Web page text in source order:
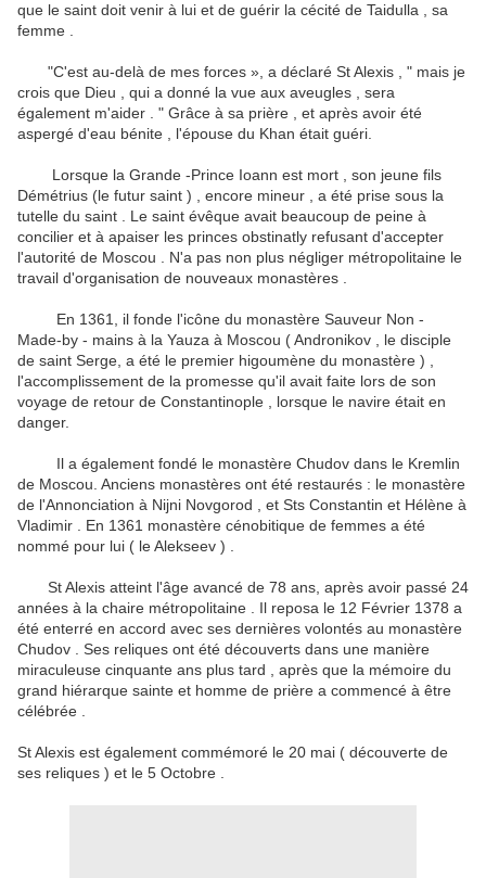
que le saint doit venir à lui et de guérir la cécité de Taidulla , sa
femme .
"C'est au-delà de mes forces », a déclaré St Alexis , " mais je
crois que Dieu , qui a donné la vue aux aveugles , sera
également m'aider . " Grâce à sa prière , et après avoir été
aspergé d'eau bénite , l'épouse du Khan était guéri.
Lorsque la Grande -Prince Ioann est mort , son jeune fils
Démétrius (le futur saint ) , encore mineur , a été prise sous la
tutelle du saint .
Le saint évêque avait beaucoup de peine à
concilier et à apaiser les princes obstinatly refusant d'accepter
l'autorité de Moscou .
N'a pas non plus négliger métropolitaine le
travail d'organisation de nouveaux monastères .
En 1361, il fonde l'icône du monastère Sauveur Non -
Made-by - mains à la Yauza à Moscou ( Andronikov , le disciple
de saint Serge, a été le premier higoumène du monastère ) ,
l'accomplissement de la promesse qu'il avait faite lors de son
voyage de retour de Constantinople , lorsque le navire était en
danger.
Il a également fondé le monastère Chudov dans le Kremlin
de Moscou. Anciens monastères ont été restaurés : le monastère
de l'Annonciation à Nijni Novgorod , et Sts Constantin et Hélène à
Vladimir .
En 1361 monastère cénobitique de femmes a été
nommé pour lui ( le Alekseev ) .
St Alexis atteint l'âge avancé de 78 ans, après avoir passé 24
années à la chaire métropolitaine .
Il reposa le 12 Février 1378 a
été enterré en accord avec ses dernières volontés au monastère
Chudov .
Ses reliques ont été découverts dans une manière
miraculeuse cinquante ans plus tard , après que la mémoire du
grand hiérarque sainte et homme de prière a commencé à être
célébrée .
St Alexis est également commémoré le 20 mai ( découverte de
ses reliques ) et le 5 Octobre .